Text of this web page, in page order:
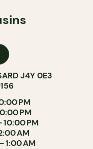
J4Y 0E3
PM
PM
10:00 PM
AM
1:00 AM